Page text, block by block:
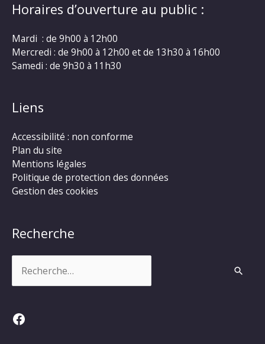
Horaires d’ouverture au public :
Mardi : de 9h00 à 12h00
Mercredi : de 9h00 à 12h00 et de 13h30 à 16h00
Samedi : de 9h30 à 11h30
Liens
Accessibilité : non conforme
Plan du site
Mentions légales
Politique de protection des données
Gestion des cookies
Recherche
Facebook